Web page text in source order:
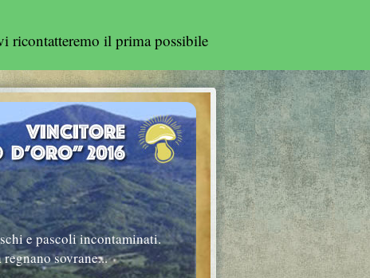
ricontatteremo il prima possibile
e pascoli incontaminati.
sovrane...